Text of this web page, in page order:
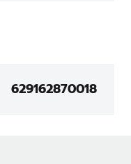
629162870018